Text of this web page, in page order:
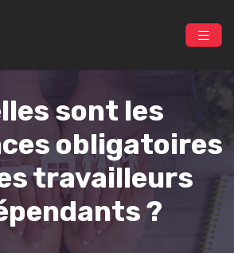
sont les
obligatoires
travailleurs
?